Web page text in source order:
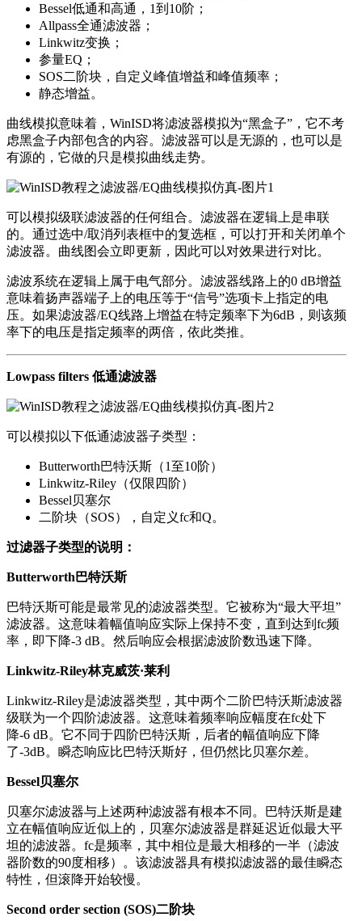
Bessel低通和高通，1到10阶；
Allpass全通滤波器；
Linkwitz变换；
参量EQ；
SOS二阶块，自定义峰值增益和峰值频率；
静态增益。
曲线模拟意味着，WinISD将滤波器模拟为“黑盒子”，它不考
虑黑盒子内部包含的内容。滤波器可以是无源的，也可以是
有源的，它做的只是模拟曲线走势。
可以模拟级联滤波器的任何组合。滤波器在逻辑上是串联
的。通过选中/取消列表框中的复选框，可以打开和关闭单个
滤波器。曲线图会立即更新，因此可以对效果进行对比。
滤波系统在逻辑上属于电气部分。滤波器线路上的0 dB增益
意味着扬声器端子上的电压等于“信号”选项卡上指定的电
压。如果滤波器/EQ线路上增益在特定频率下为6dB，则该频
率下的电压是指定频率的两倍，依此类推。
Lowpass filters 低通滤波器
可以模拟以下低通滤波器子类型：
Butterworth巴特沃斯（1至10阶）
Linkwitz-Riley（仅限四阶）
Bessel贝塞尔
二阶块（SOS），自定义fc和Q。
过滤器子类型的说明：
Butterworth巴特沃斯
巴特沃斯可能是最常见的滤波器类型。它被称为“最大平坦”
滤波器。这意味着幅值响应实际上保持不变，直到达到fc频
率，即下降-3 dB。然后响应会根据滤波阶数迅速下降。
Linkwitz-Riley林克威茨·莱利
Linkwitz-Riley是滤波器类型，其中两个二阶巴特沃斯滤波器
级联为一个四阶滤波器。这意味着频率响应幅度在fc处下
降-6 dB。它不同于四阶巴特沃斯，后者的幅值响应下降
了-3dB。瞬态响应比巴特沃斯好，但仍然比贝塞尔差。
Bessel贝塞尔
贝塞尔滤波器与上述两种滤波器有根本不同。巴特沃斯是建
立在幅值响应近似上的，贝塞尔滤波器是群延迟近似最大平
坦的滤波器。fc是频率，其中相位是最大相移的一半（滤波
器阶数的90度相移）。该滤波器具有模拟滤波器的最佳瞬态
特性，但滚降开始较慢。
Second order section (SOS)二阶块